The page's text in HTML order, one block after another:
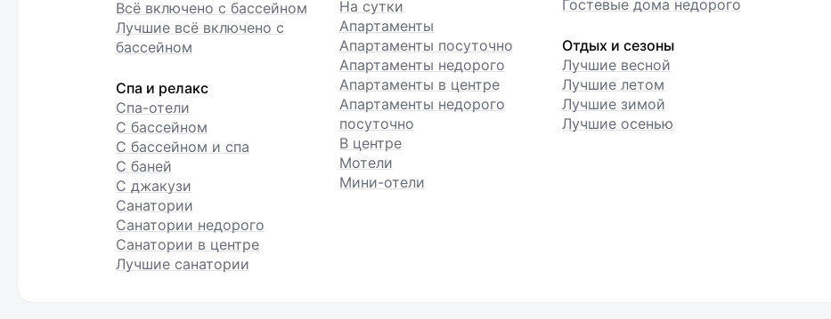
Всё включено с бассейном
Лучшие всё включено с
бассейном
Спа и релакс
Спа-отели
С бассейном
С бассейном и спа
С баней
С джакузи
Санатории
Санатории недорого
Санатории в центре
Лучшие санатории
На сутки
Апартаменты
Апартаменты посуточно
Апартаменты недорого
Апартаменты в центре
Апартаменты недорого
посуточно
В центре
Мотели
Мини-отели
Гостевые дома недорого
Отдых и сезоны
Лучшие весной
Лучшие летом
Лучшие зимой
Лучшие осенью